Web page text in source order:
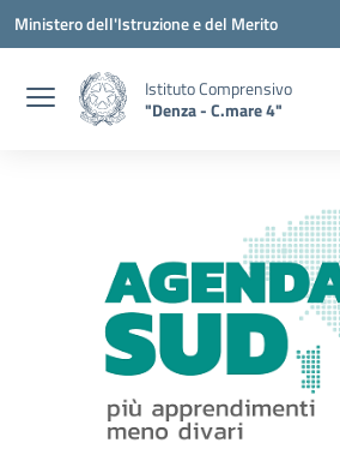
Vai ai contenuti
Vai al menu di navigazione
Vai al footer
Ministero dell'Istruzione e del Merito
Istituto Comprensivo
"Denza - C.mare 4"